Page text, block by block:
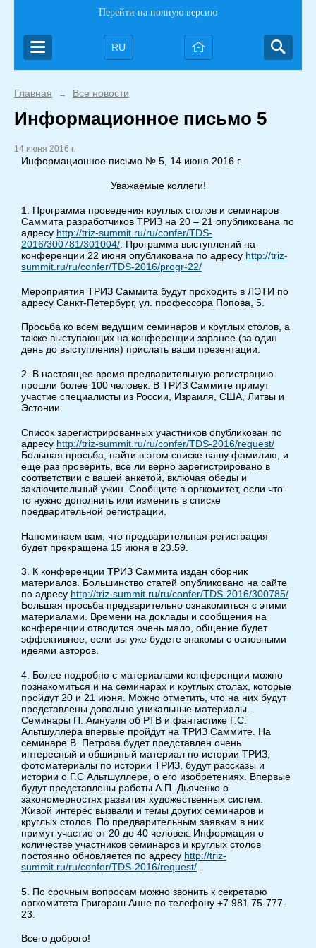
Перейти на полную версию
RU
Главная → Все новости
Информационное письмо 5
14 июня 2016 г.
Информационное письмо № 5, 14 июня 2016 г.
Уважаемые коллеги!
1. Программа проведения круглых столов и семинаров
Саммита разработчиков ТРИЗ на 20 – 21 опубликована по
адресу http://triz-summit.ru/ru/confer/TDS-
2016/300781/301004/ . Программа выступлений на
конференции 22 июня опубликована по адресу http://triz-
summit.ru/ru/confer/TDS-2016/progr-22/
Мероприятия ТРИЗ Саммита будут проходить в ЛЭТИ по
адресу Санкт-Петербург, ул. профессора Попова, 5.
Просьба ко всем ведущим семинаров и круглых столов, а
также выступающих на конференции заранее (за один
день до выступления) прислать ваши презентации.
2. В настоящее время предварительную регистрацию
прошли более 100 человек. В ТРИЗ Саммите примут
участие специалисты из России, Израиля, США, Литвы и
Эстонии.
Список зарегистрированных участников опубликован по
адресу http://triz-summit.ru/ru/confer/TDS-2016/request/
Большая просьба, найти в этом списке вашу фамилию, и
еще раз проверить, все ли верно зарегистрировано в
соответствии с вашей анкетой, включая обеды и
заключительный ужин. Сообщите в оргкомитет, если что-
то нужно дополнить или изменить в списке
предварительной регистрации.
Напоминаем вам, что предварительная регистрация
будет прекращена 15 июня в 23.59.
3. К конференции ТРИЗ Саммита издан сборник
материалов. Большинство статей опубликовано на сайте
по адресу http://triz-summit.ru/ru/confer/TDS-2016/300785/
Большая просьба предварительно ознакомиться с этими
материалами. Времени на доклады и сообщения на
конференции отводится очень мало, общение будет
эффективнее, если вы уже будете знакомы с основными
идеями авторов.
4. Более подробно с материалами конференции можно
познакомиться и на семинарах и круглых столах, которые
пройдут 20 и 21 июня. Можно отметить, что на них будут
представлены довольно уникальные материалы.
Семинары П. Амнуэля об РТВ и фантастике Г.С.
Альтшуллера впервые пройдут на ТРИЗ Саммите. На
семинаре В. Петрова будет представлен очень
интересный и обширный материал по истории ТРИЗ,
фотоматериалы по истории ТРИЗ, будут рассказы и
истории о Г.С Альтшуллере, о его изобретениях. Впервые
будут представлены работы А.П. Дьяченко о
закономерностях развития художественных систем.
Живой интерес вызвали и темы других семинаров и
круглых столов. По предварительным заявкам в них
примут участие от 20 до 40 человек. Информация о
количестве участников семинаров и круглых столов
постоянно обновляется по адресу http://triz-
summit.ru/ru/confer/TDS-2016/request/
5. По срочным вопросам можно звонить к секретарю
оргкомитета Григораш Анне по телефону +7 981 75-777-
23.
Всего доброго!